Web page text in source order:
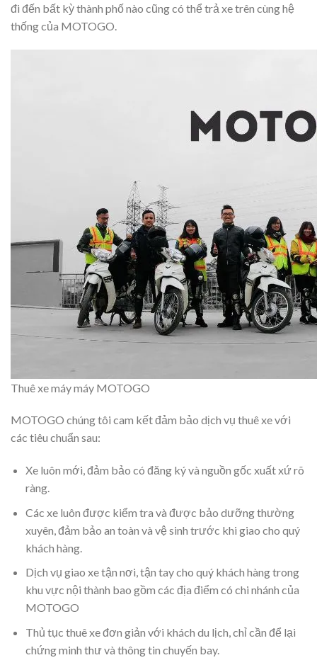
đi đến bất kỳ thành phố nào cũng có thể trả xe trên cùng hệ
thống của MOTOGO.
Thuê xe máy máy MOTOGO
MOTOGO chúng tôi cam kết đảm bảo dịch vụ thuê xe với
các tiêu chuẩn sau:
Xe luôn mới, đảm bảo có đăng ký và nguồn gốc xuất xứ rõ
ràng.
Các xe luôn được kiểm tra và được bảo dưỡng thường
xuyên, đảm bảo an toàn và vệ sinh trước khi giao cho quý
khách hàng.
Dịch vụ giao xe tận nơi, tận tay cho quý khách hàng trong
khu vực nội thành bao gồm các địa điểm có chi nhánh của
MOTOGO
Thủ tục thuê xe đơn giản với khách du lịch, chỉ cần để lại
chứng minh thư và thông tin chuyến bay.